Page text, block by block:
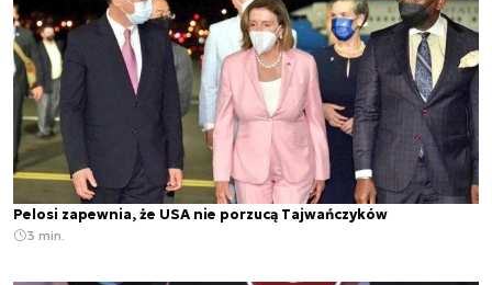
Pelosi zapewnia, że USA nie porzucą Tajwańczyków
3 min.